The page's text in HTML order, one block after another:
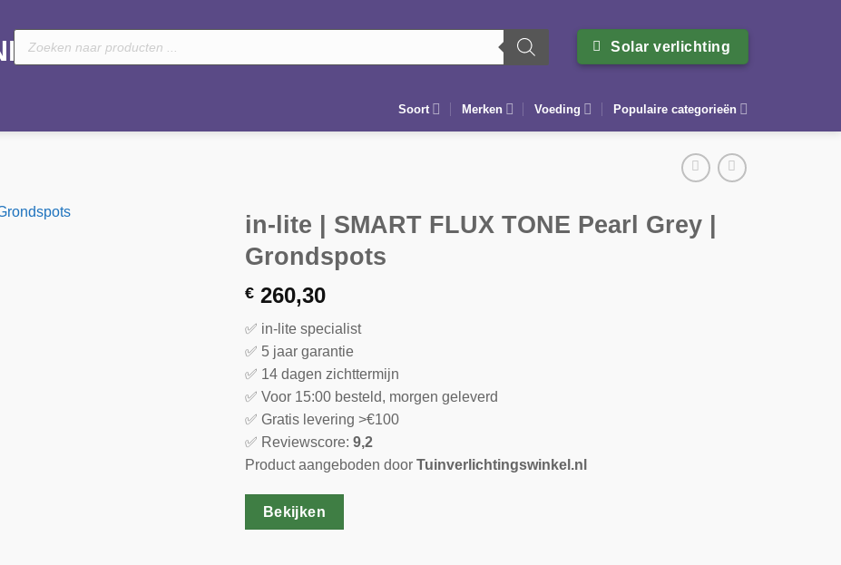
Producten
zoeken
Solar verlichting
Soort Merken Voeding Populaire categorieën
in-lite | SMART FLUX TONE Pearl Grey |
Grondspots
€ 260,30
✅ in-lite specialist
✅ 5 jaar garantie
✅ 14 dagen zichttermijn
✅ Voor 15:00 besteld, morgen geleverd
✅ Gratis levering >€100
✅ Reviewscore: 9,2
Product aangeboden door Tuinverlichtingswinkel.nl
Bekijken